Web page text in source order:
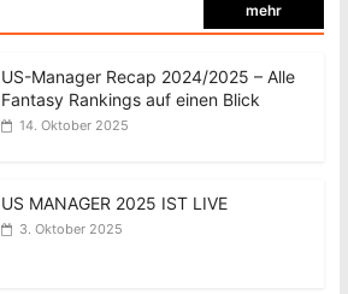
mehr
US-Manager Recap 2024/2025 – Alle
Fantasy Rankings auf einen Blick
14. Oktober 2025
US MANAGER 2025 IST LIVE
3. Oktober 2025